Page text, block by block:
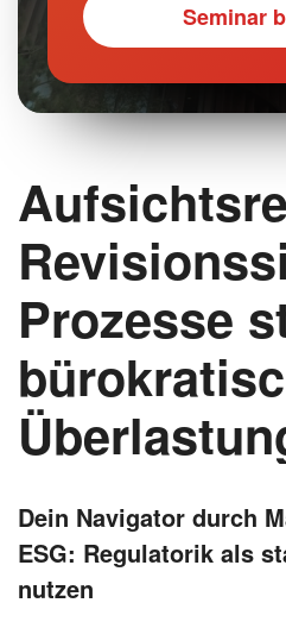
Seminar
Prozesse
Dein Navigator durch
ESG: Regulatorik als
nutzen